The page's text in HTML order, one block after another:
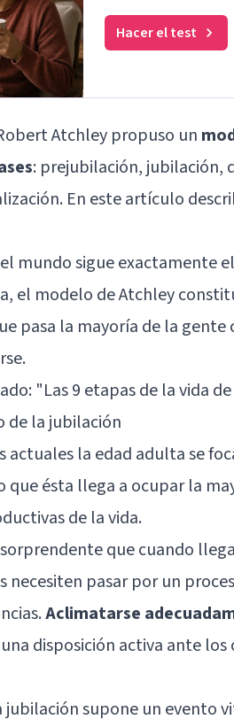
Hacer el test
Atchley propuso un
: prejubilación, jubilación,
En este artículo
mundo sigue exactamente
el modelo de Atchley
pasa la mayoría de la
"Las 9 etapas de la vida
de la jubilación
actuales la edad adulta se
que ésta llega a ocupar la
de la vida.
que cuando
necesiten pasar por un
Aclimatarse
disposición activa ante
jubilación supone un evento